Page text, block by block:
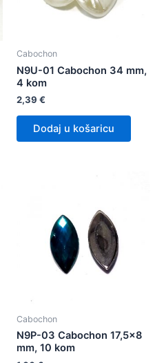
Cabochon
N9U-01 Cabochon 34 mm,
4 kom
2,39 €
Dodaj u košaricu
Cabochon
N9P-03 Cabochon 17,5×8
mm, 10 kom